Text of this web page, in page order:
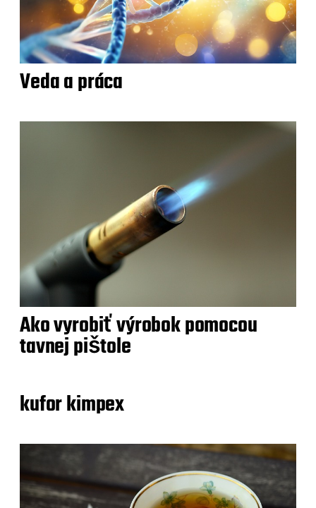
Veda a práca
Ako vyrobiť výrobok pomocou
tavnej pištole
kufor kimpex